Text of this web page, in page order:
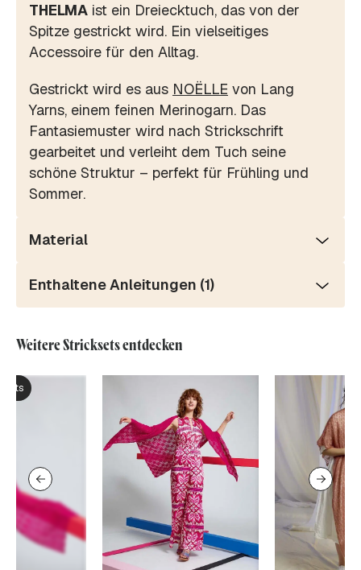
THELMA ist ein Dreiecktuch, das von der
Spitze gestrickt wird. Ein vielseitiges
Accessoire für den Alltag.
Gestrickt wird es aus NOËLLE von Lang
Yarns, einem feinen Merinogarn. Das
Fantasiemuster wird nach Strickschrift
gearbeitet und verleiht dem Tuch seine
schöne Struktur – perfekt für Frühling und
Sommer.
Material
Enthaltene Anleitungen (1)
Weitere Stricksets entdecken